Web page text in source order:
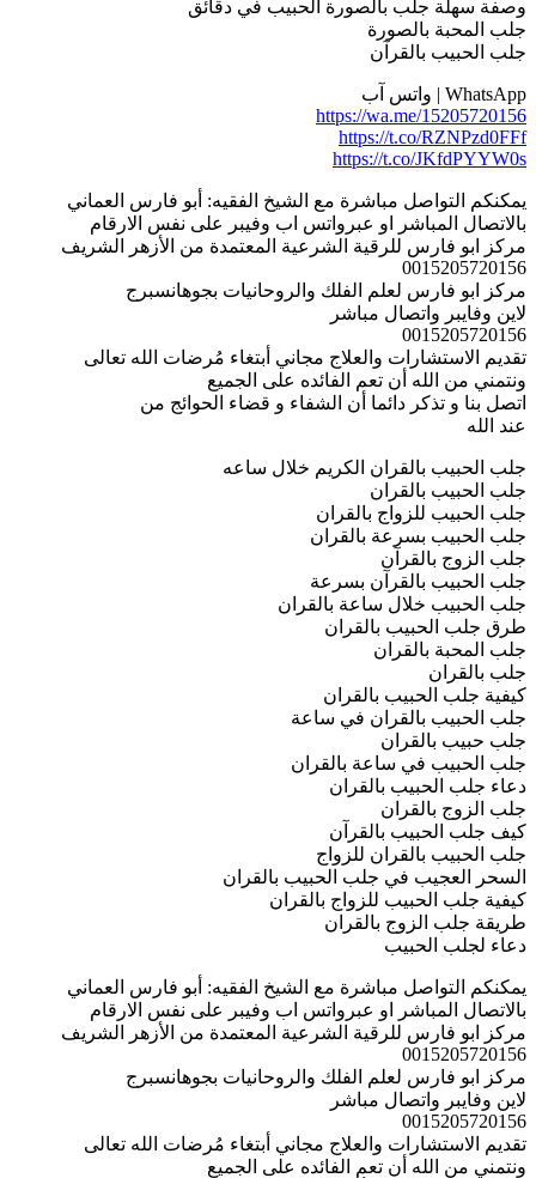
وصفة سهلة جلب بالصورة الحبيب في دقائق
جلب المحبة بالصورة
جلب الحبيب بالقرآن
WhatsApp | واتس آب
https://wa.me/15205720156
https://t.co/RZNPzd0FFf
https://t.co/JKfdPYYW0s
يمكنكم التواصل مباشرة مع الشيخ الفقيه: أبو فارس العماني
بالاتصال المباشر او عبرواتس اب وفيبر على نفس الارقام
مركز ابو فارس للرقية الشرعية المعتمدة من الأزهر الشريف
0015205720156
مركز ابو فارس لعلم الفلك والروحانيات بجوهانسبرج
لاين وفايبر واتصال مباشر
0015205720156
تقديم الاستشارات والعلاج مجاني أبتغاء مُرضات الله تعالى
ونتمني من الله أن تعم الفائده على الجميع
اتصل بنا و تذكر دائما أن الشفاء و قضاء الحوائج من
عند الله
جلب الحبيب بالقران الكريم خلال ساعه
جلب الحبيب بالقران
جلب الحبيب للزواج بالقران
جلب الحبيب بسرعة بالقران
جلب الزوج بالقرآن
جلب الحبيب بالقرآن بسرعة
جلب الحبيب خلال ساعة بالقران
طرق جلب الحبيب بالقران
جلب المحبة بالقران
جلب بالقران
كيفية جلب الحبيب بالقران
جلب الحبيب بالقران في ساعة
جلب حبيب بالقران
جلب الحبيب في ساعة بالقران
دعاء جلب الحبيب بالقران
جلب الزوج بالقران
كيف جلب الحبيب بالقرآن
جلب الحبيب بالقران للزواج
السحر العجيب في جلب الحبيب بالقران
كيفية جلب الحبيب للزواج بالقران
طريقة جلب الزوج بالقران
دعاء لجلب الحبيب
يمكنكم التواصل مباشرة مع الشيخ الفقيه: أبو فارس العماني
بالاتصال المباشر او عبرواتس اب وفيبر على نفس الارقام
مركز ابو فارس للرقية الشرعية المعتمدة من الأزهر الشريف
0015205720156
مركز ابو فارس لعلم الفلك والروحانيات بجوهانسبرج
لاين وفايبر واتصال مباشر
0015205720156
تقديم الاستشارات والعلاج مجاني أبتغاء مُرضات الله تعالى
ونتمني من الله أن تعم الفائده على الجميع